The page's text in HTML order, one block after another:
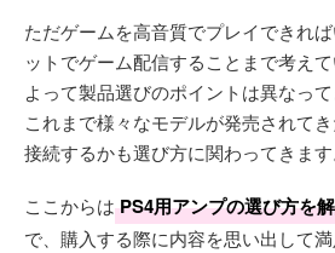
ただゲームを高音質でプレイできれ
ットでゲーム配信することまで考え
よって製品選びのポイントは異なっ
これまで様々なモデルが発売されて
接続するかも選び方に関わってきます
ここからは PS4用アンプの選び方を
で、購入する際に内容を思い出して